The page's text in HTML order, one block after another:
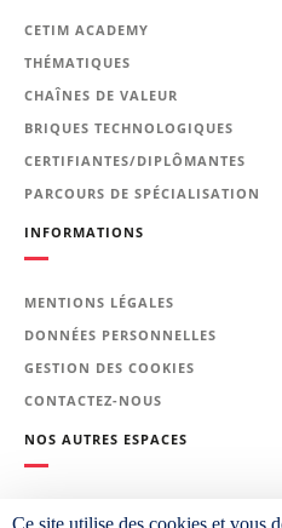
Le programme
formation
de
chimique
structures et
Ecrouissage -
rôle,
nuances -
recuits -
CETIM ACADEMY
THÉMATIQUES
CHAÎNES DE VALEUR
BRIQUES TECHNOLOGIQUES
CERTIFIANTES/DIPLÔMANTES
PARCOURS DE SPÉCIALISATION
INFORMATIONS
MENTIONS LÉGALES
DONNÉES PERSONNELLES
GESTION DES COOKIES
CONTACTEZ-NOUS
NOS AUTRES ESPACES
Ce site utilise des cookies et vous